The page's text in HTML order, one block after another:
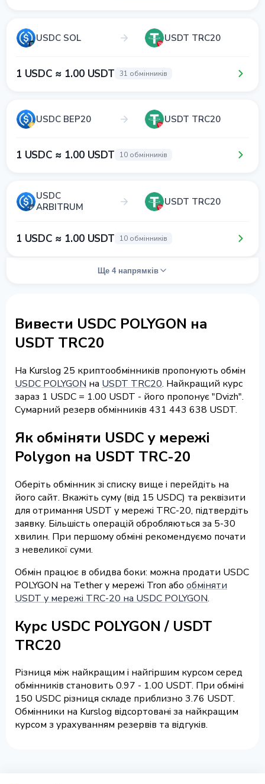
USDC SOL USDT TRC20
1 USDC ≈ 1.00 USDT 31 обмінників
USDC BEP20 USDT TRC20
1 USDC ≈ 1.00 USDT 10 обмінників
USDC
ARBITRUM
USDT TRC20
1 USDC ≈ 1.00 USDT 10 обмінників
Ще 4 напрямків
Вивести USDC POLYGON на
USDT TRC20
На Kurslog 25 криптообмінників пропонують обмін
USDC POLYGON на USDT TRC20. Найкращий курс
зараз 1 USDC = 1.00 USDT - його пропонує "Dvizh".
Сумарний резерв обмінників 431 443 638 USDT.
Як обміняти USDC у мережі
Polygon на USDT TRC-20
Оберіть обмінник зі списку вище і перейдіть на
його сайт. Вкажіть суму (від 15 USDC) та реквізити
для отримання USDT у мережі TRC-20, підтвердіть
заявку. Більшість операцій обробляються за 5-30
хвилин. При першому обміні рекомендуємо почати
з невеликої суми.
Обмін працює в обидва боки: можна продати USDC
POLYGON на Tether у мережі Tron або обміняти
USDT у мережі TRC-20 на USDC POLYGON.
Курс USDC POLYGON / USDT
TRC20
Різниця між найкращим і найгіршим курсом серед
обмінників становить 0.97 - 1.00 USDT. При обміні
150 USDC різниця складе приблизно 3.76 USDT.
Обмінники на Kurslog відсортовані за найкращим
курсом з урахуванням резервів та відгуків.